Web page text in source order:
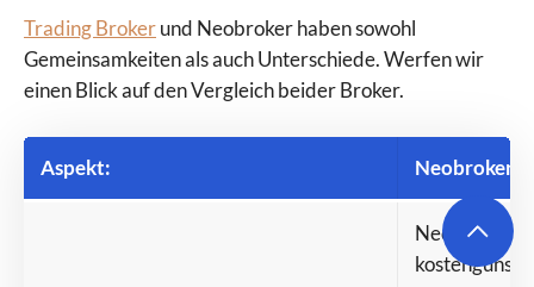
Trading Brokerund Neobroker haben sowohl
Gemeinsamkeiten als auch Unterschiede. Werfen wir
einen Blick auf den Vergleich beider Broker.
Aspekt: Neobroker:
Neobroker